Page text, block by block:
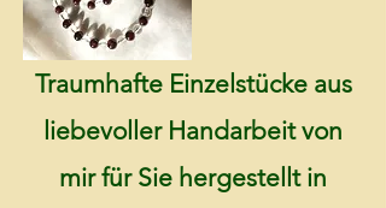
Traumhafte Einzelstücke aus
liebevoller Handarbeit von
mir für Sie hergestellt in